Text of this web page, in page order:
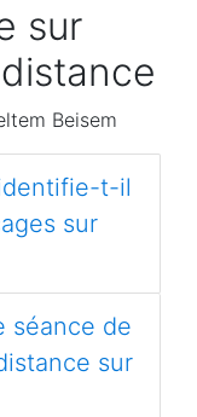
sur
Beisem
t-il
sur
séance de
sur